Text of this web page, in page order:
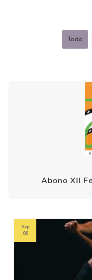
Todo
Abono XII
Sep
06